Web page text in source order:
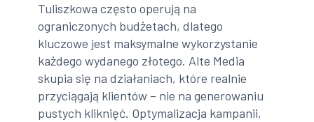
Tuliszkowa często operują na
ograniczonych budżetach, dlatego
kluczowe jest maksymalne wykorzystanie
każdego wydanego złotego. Alte Media
skupia się na działaniach, które realnie
przyciągają klientów – nie na generowaniu
pustych kliknięć. Optymalizacja kampanii,